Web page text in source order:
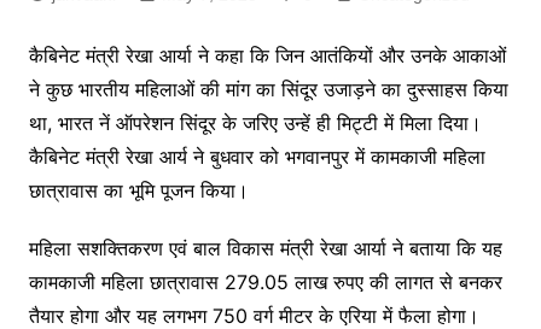
कैबिनेट मंत्री रेखा आर्या ने कहा कि जिन आतंकियों और उनके आकाओं
ने कुछ भारतीय महिलाओं की मांग का सिंदूर उजाड़ने का दुस्साहस किया
था, भारत नें ऑपरेशन सिंदूर के जरिए उन्हें ही मिट्टी में मिला दिया।
कैबिनेट मंत्री रेखा आर्य ने बुधवार को भगवानपुर में कामकाजी महिला
छात्रावास का भूमि पूजन किया।
महिला सशक्तिकरण एवं बाल विकास मंत्री रेखा आर्या ने बताया कि यह
कामकाजी महिला छात्रावास 279.05 लाख रुपए की लागत से बनकर
तैयार होगा और यह लगभग 750 वर्ग मीटर के एरिया में फैला होगा।